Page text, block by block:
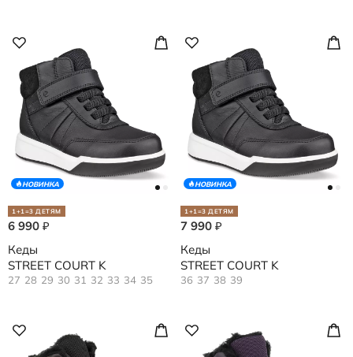
НОВИНКА
1+1=3 ДЕТЯМ
6 990 ₽
Кеды
STREET COURT K
27 28 29 30 31 32 33 34 35
НОВИНКА
1+1=3 ДЕТЯМ
7 990 ₽
Кеды
STREET COURT K
36 37 38 39